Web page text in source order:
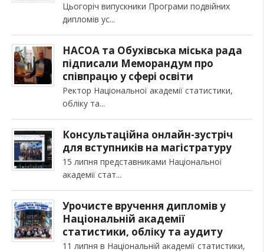
Цьогоріч випускники Програми подвійних
дипломів ус
НАСОА та Обухівська міська рада
підписали Меморандум про
співпрацю у сфері освіти
Ректор Національної академії статистики,
обліку та
Консультаційна онлайн-зустріч
для вступників на магістратуру
15 липня представниками Національної
академії стат
Урочисте вручення дипломів у
Національній академії
статистики, обліку та аудиту
11 липня в Національній академії статистики,